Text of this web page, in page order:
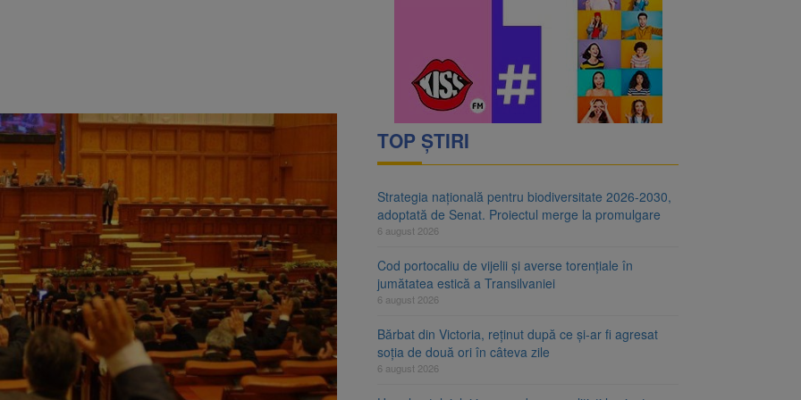
TOP ȘTIRI
Strategia națională pentru biodiversitate 2026-2030,
adoptată de Senat. Proiectul merge la promulgare
6 august 2026
Cod portocaliu de vijelii și averse torențiale în
jumătatea estică a Transilvaniei
6 august 2026
Bărbat din Victoria, reținut după ce și-ar fi agresat
soția de două ori în câteva zile
6 august 2026